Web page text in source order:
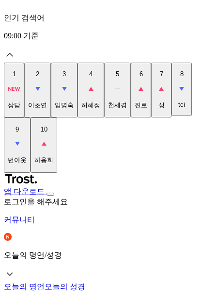
인기 검색어
09:00 기준
1
상담
2
이초연
3
임명숙
4
허혜정
5
천세경
6
진로
7
성
8
tci
9
번아웃
10
하용희
앱 다운로드
로그인을 해주세요
커뮤니티
오늘의 명언/성경
오늘의 명언 오늘의 성경